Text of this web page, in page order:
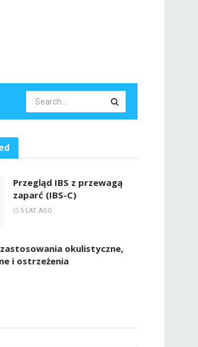
Przegląd IBS z przewagą
zaparć (IBS-C)
5 LAT AGO
okulistyczne,
i ostrzeżenia